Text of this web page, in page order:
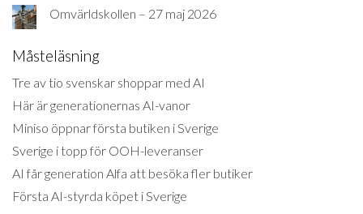
Omvärldskollen – 27 maj 2026
Måsteläsning
Tre av tio svenskar shoppar med AI
Här är generationernas AI-vanor
Miniso öppnar första butiken i Sverige
Sverige i topp för OOH-leveranser
AI får generation Alfa att besöka fler butiker
Första AI-styrda köpet i Sverige